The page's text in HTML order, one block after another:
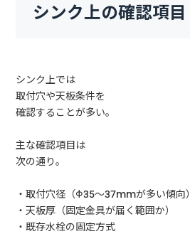
シンク上の確認項目
シンク上では
取付穴や天板条件を
確認することが多い。
主な確認項目は
次の通り。
・取付穴径（Φ35〜37mmが多い傾向）
・天板厚（固定金具が届く範囲か）
・既存水栓の固定方式